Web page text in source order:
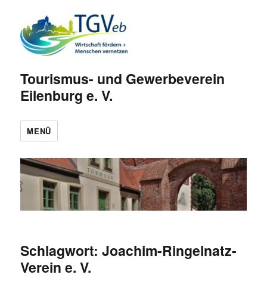
Tourismus- und Gewerbeverein
Eilenburg e. V.
MENÜ
Schlagwort:Joachim-Ringelnatz-
Verein e. V.